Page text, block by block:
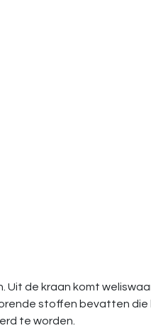
de kraan komt
stoffen bevatten
te worden.